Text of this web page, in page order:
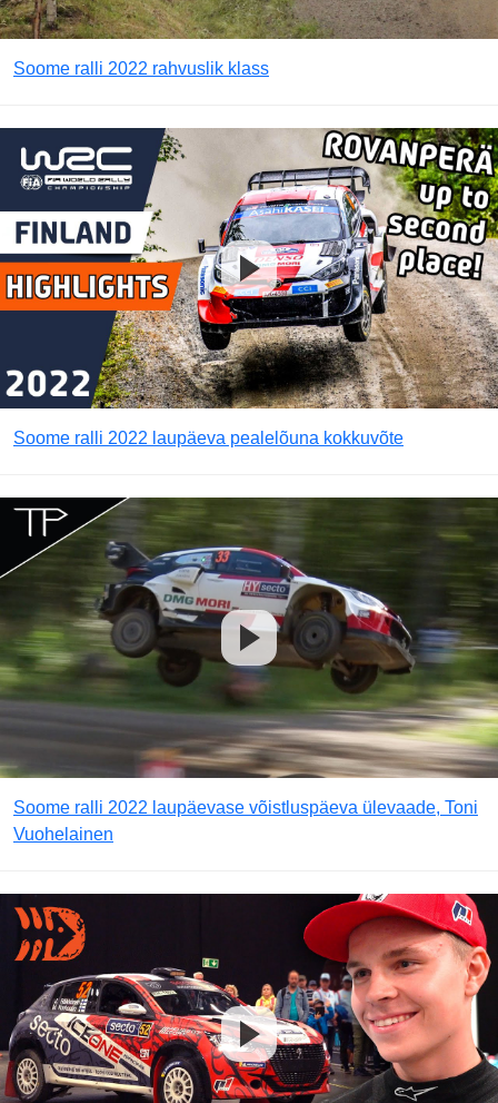
Soome ralli 2022 rahvuslik klass
Soome ralli 2022 laupäeva pealelõuna kokkuvõte
Soome ralli 2022 laupäevase võistluspäeva ülevaade, Toni
Vuohelainen